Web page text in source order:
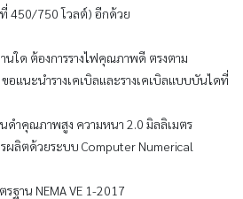
450/750 โวลต์) อีกด้วย
นใด ต้องการรางไฟคุณภาพดี ตรงตาม
อแนะนำรางเคเบิลและรางเคเบิลแบบบันไดที่
ดำคุณภาพสูง ความหนา 2.0 มิลลิเมตร
ลิตด้วยระบบ Computer Numerical
รฐาน NEMA VE 1-2017